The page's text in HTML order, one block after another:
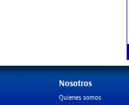
Nosotros
Quienes somos